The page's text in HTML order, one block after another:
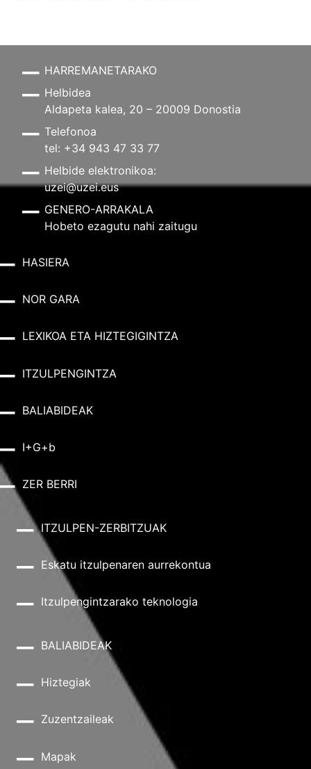
HARREMANETARAKO
Helbidea
Aldapeta kalea, 20 – 20009 Donostia
Telefonoa
tel: +34 943 47 33 77
Helbide elektronikoa:
uzei@uzei.eus
GENERO-ARRAKALA
Hobeto ezagutu nahi zaitugu
HASIERA
NOR GARA
LEXIKOA ETA HIZTEGIGINTZA
ITZULPENGINTZA
BALIABIDEAK
I+G+b
ZER BERRI
ITZULPEN-ZERBITZUAK
Eskatu itzulpenaren aurrekontua
Itzulpengintzarako teknologia
BALIABIDEAK
Hiztegiak
Zuzentzaileak
Mapak